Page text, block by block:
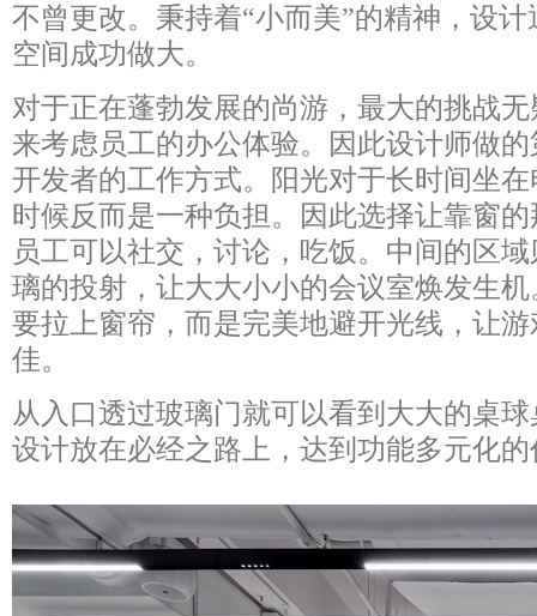
不曾更改。秉持着“小而美”的精神，设
空间成功做大。
对于正在蓬勃发展的尚游，最大的挑战
来考虑员工的办公体验。因此设计师做
开发者的工作方式。阳光对于长时间坐
时候反而是一种负担。因此选择让靠窗
员工可以社交，讨论，吃饭。中间的区
璃的投射，让大大小小的会议室焕发生
要拉上窗帘，而是完美地避开光线，让
佳。
从入口透过玻璃门就可以看到大大的桌
设计放在必经之路上，达到功能多元化